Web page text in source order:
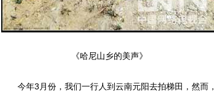
《哈尼山乡的美声》
今年3月份，我们一行人到云南元阳去拍梯田，然而